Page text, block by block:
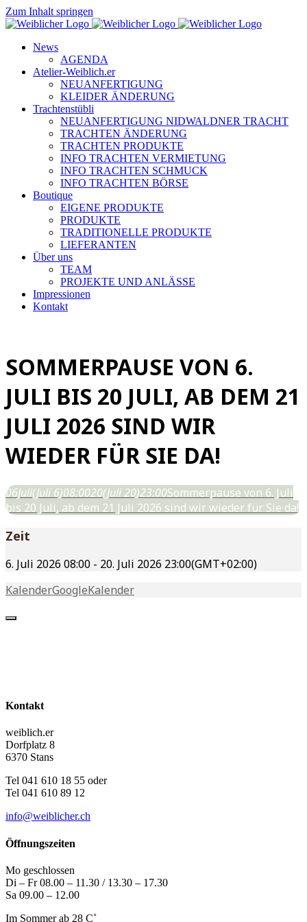
Zum Inhalt springen
News
AGENDA
Atelier-Weiblich.er
NEUANFERTIGUNG
KLEIDER ÄNDERUNG
Trachtenstübli
NEUANFERTIGUNG NIDWALDNER TRACHT
TRACHTEN ÄNDERUNG
TRACHTEN PRODUKTE
INFO TRACHTEN VERMIETUNG
INFO TRACHTEN SCHMUCK
INFO TRACHTEN BÖRSE
Boutique
EIGENE PRODUKTE
PRODUKTE
TRADITIONELLE PRODUKTE
LIEFERANTEN
Über uns
TEAM
PROJEKTE UND ANLÄSSE
Impressionen
Kontakt
SOMMERPAUSE VON 6.
JULI BIS 20 JULI, AB DEM 21
JULI 2026 SIND WIR
WIEDER FÜR SIE DA!
06Juli(Juli 6)08:0020(Juli 20)23:00Sommerpause von 6. Juli
bis 20 Juli, ab dem 21 Juli 2026 sind wir wieder für Sie da!
Zeit
6. Juli 2026 08:00 - 20. Juli 2026 23:00(GMT+02:00)
KalenderGoogleKalender
Kontakt
weiblich.er
Dorfplatz 8
6370 Stans
Tel 041 610 18 55 oder
Tel 041 610 89 12
info@weiblicher.ch
Öffnungszeiten
Mo geschlossen
Di – Fr 08.00 – 11.30 / 13.30 – 17.30
Sa 09.00 – 12.00
Im Sommer ab 28 C˚